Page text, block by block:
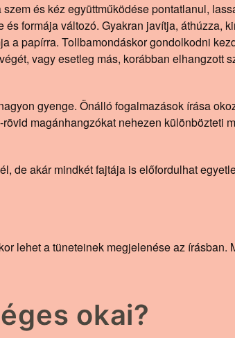
és kéz együttműködése pontatlanul,
formája változó. Gyakran javítja, áthúzza,
a papírra. Tollbamondáskor gondolkodni
vagy esetleg más, korábban elhangzott
gyenge. Önálló fogalmazások írása
magánhangzókat nehezen különbözteti
de akár mindkét fajtája is előfordulhat
lehet a tüneteinek megjelenése az írásban.
okai?